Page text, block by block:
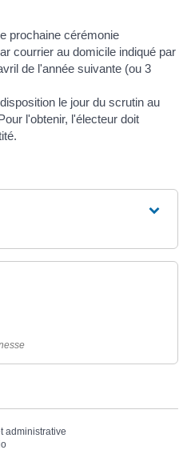
prochaine cérémonie
courrier au domicile indiqué par
de l'année suivante (ou 3
le jour du scrutin au
l'obtenir, l'électeur doit
administrative